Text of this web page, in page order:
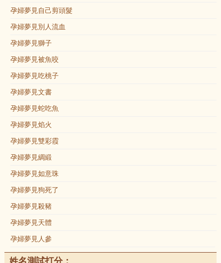
孕婦夢見自己剪頭髮
孕婦夢見別人流血
孕婦夢見獅子
孕婦夢見被魚咬
孕婦夢見吃桃子
孕婦夢見文書
孕婦夢見蛇吃魚
孕婦夢見焰火
孕婦夢見雙彩霞
孕婦夢見綢緞
孕婦夢見如意珠
孕婦夢見狗死了
孕婦夢見殺豬
孕婦夢見天體
孕婦夢見人參
姓名測試打分：